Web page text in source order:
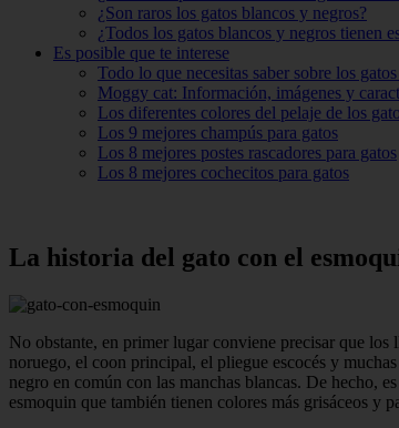
¿Son raros los gatos blancos y negros?
¿Todos los gatos blancos y negros tienen
Es posible que te interese
Todo lo que necesitas saber sobre los
Moggy cat: Información, imágenes y
Los diferentes colores del pelaje de los
Los 9 mejores champús para gatos
Los 8 mejores postes rascadores para gatos
Los 8 mejores cochecitos para gatos
La historia del gato con el
No obstante, en primer lugar conviene precisar que
noruego, el coon principal, el pliegue escocés y
negro en común con las manchas blancas. De hecho,
esmoquin que también tienen colores más grisáceos y